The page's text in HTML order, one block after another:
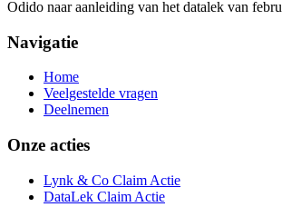
Odido naar aanleiding van het datalek van
Navigatie
Home
Veelgestelde vragen
Deelnemen
Onze acties
Lynk & Co Claim Actie
DataLek Claim Actie